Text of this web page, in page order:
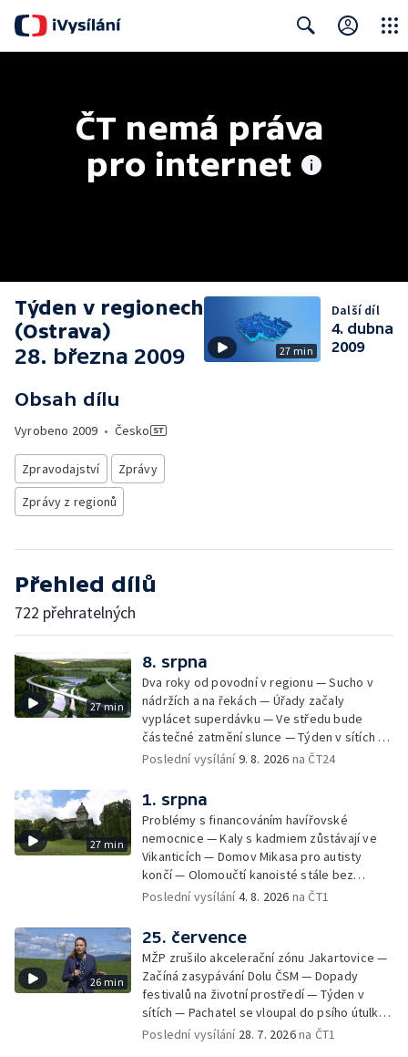
ČT nemá práva
pro internet
Týden v regionech
(Ostrava)
28. března 2009
Obsah dílu
Vyrobeno 2009 • Česko
Zpravodajství
Zprávy
Zprávy z regionů
27 min
Další díl
4. dubna
2009
Přehled dílů
722 přehratelných
27 min
8. srpna
Dva roky od povodní v regionu — Sucho v
nádržích a na řekách — Úřady začaly
vyplácet superdávku — Ve středu bude
částečné zatmění slunce — Týden v sítích —
Jede se mistrovství světa v koloběhu —
Poslední vysílání9. 8. 2026 na ČT24
27 min
1. srpna
Problémy s financováním havířovské
nemocnice — Kaly s kadmiem zůstávají ve
Vikanticích — Domov Mikasa pro autisty
končí — Olomoučtí kanoisté stále bez
cvičného kanálu — Tereza Kneblová je
Nové využití pro Hückelovy vily — Nové
varhany v Rudě u Rýmařova
Poslední vysílání4. 8. 2026 na ČT1
26 min
25. července
MŽP zrušilo akcelerační zónu Jakartovice —
Začíná zasypávání Dolu ČSM — Dopady
festivalů na životní prostředí — Týden v
sítích — Pachatel se vloupal do psího útulku
— Dobrovolný armádní výcvik středoškoláků
Poslední vysílání 28. 7. 2026na ČT1